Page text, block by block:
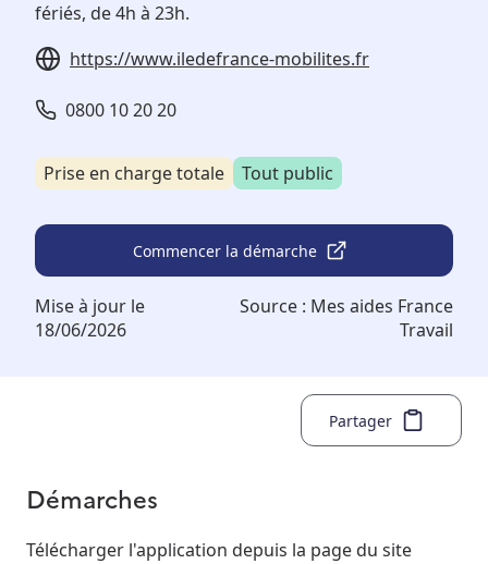
fériés, de 4h à 23h.
https://www.iledefrance-mobilites.fr
0800 10 20 20
Prise en charge totale Tout public
Commencer la démarche
Mise à jour le
18/06/2026
Source : Mes aides France
Travail
Partager
Démarches
Télécharger l'application depuis la page du site